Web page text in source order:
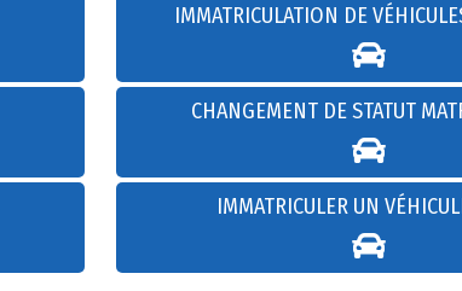
IMMATRICULATION DE
CHANGEMENT DE STATUT
IMMATRICULER UN